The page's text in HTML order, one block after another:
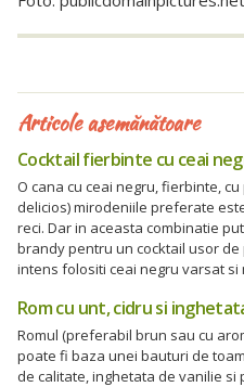
Articole asemănătoare
Cocktail fierbinte cu ceai
O cana cu ceai negru, fierbinte,
delicios) mirodeniile preferate
reci. Dar in aceasta combinatie
brandy pentru un cocktail usor
intens folositi ceai negru varsat si
Rom cu unt, cidru si
Romul (preferabil brun sau cu
poate fi baza unei bauturi de
de calitate, inghetata de vanilie si